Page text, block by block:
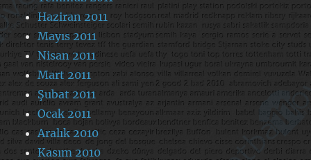
Haziran 2011
Mayıs 2011
Nisan 2011
Mart 2011
Şubat 2011
Ocak 2011
Aralık 2010
Kasım 2010